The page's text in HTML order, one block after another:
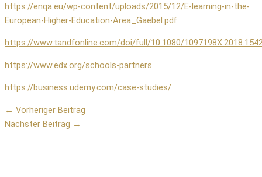
https://enqa.eu/wp-content/uploads/2015/12/E-learning-in-the-
European-Higher-Education-Area_Gaebel.pdf
https://www.tandfonline.com/doi/full/10.1080/
https://www.edx.org/schools-partners
https://business.udemy.com/case-studies/
← Vorheriger Beitrag
Nächster Beitrag →